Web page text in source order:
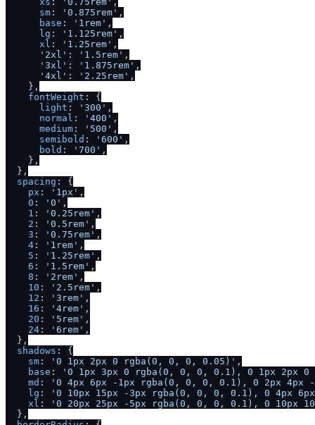
sm : '0.875rem' ,
base : '1rem' ,
lg : '1.125rem' ,
xl : '1.25rem' ,
'2xl' : '1.5rem' ,
'3xl' : '1.875rem' ,
'4xl' : '2.25rem' ,
    },
fontWeight : {
light : '300' ,
normal : '400' ,
medium : '500' ,
semibold : '600' ,
bold : '700' ,
    },
  },
spacing : {
px : '1px' ,
0 : '0' ,
1 : '0.25rem' ,
2 : '0.5rem' ,
3 : '0.75rem' ,
4 : '1rem' ,
5 : '1.25rem' ,
6 : '1.5rem' ,
8 : '2rem' ,
10 : '2.5rem' ,
12 : '3rem' ,
16 : '4rem' ,
20 : '5rem' ,
24 : '6rem' ,
  },
shadows : {
sm : '0 1px 2px 0 rgba(0, 0, 0, 0.05)' ,
base :
'0 1px 3px 0 rgba(0, 0, 0, 0.1), 0 1px 2px
md :
'0 4px 6px -1px rgba(0, 0, 0, 0.1), 0 2px 4px
lg :
'0 10px 15px -3px rgba(0, 0, 0, 0.1), 0 4px
xl :
'0 20px 25px -5px rgba(0, 0, 0, 0.1), 0 10px
  },